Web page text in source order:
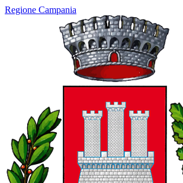
Regione Campania